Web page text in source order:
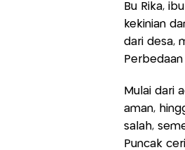
Bu Rika,
kekinian
dari desa,
Mulai dari
aman,
salah,
Puncak